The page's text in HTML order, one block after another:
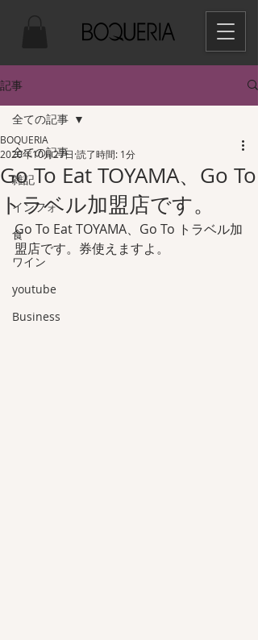
記事
全ての記事
雑記
インフォ
食
ワイン
youtube
Business
全ての記事
Go To Eat TOYAMA、Go To
トラベル加盟店です。
BOQUERIA
2020年10月27日 読了時間: 1分
Go To Eat TOYAMA、Go To トラベル加
盟店です。券使えますよ。